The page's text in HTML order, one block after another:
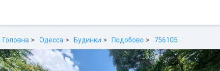
Головна Одесса Будинки Подобово 756105